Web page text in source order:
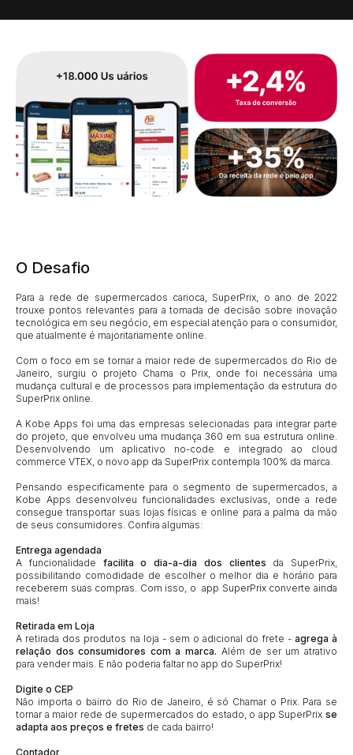
O Desafio
Para a rede de supermercados carioca, SuperPrix, o ano de 2022
trouxe pontos relevantes para a tomada de decisão sobre inovação
tecnológica em seu negócio, em especial atenção para o consumidor,
que atualmente é majoritariamente online.
Com o foco em se tornar a maior rede de supermercados do Rio de
Janeiro, surgiu o projeto Chama o Prix, onde foi necessária uma
mudança cultural e de processos para implementação da estrutura do
SuperPrix online.
A Kobe Apps foi uma das empresas selecionadas para integrar parte
do projeto, que envolveu uma mudança 360 em sua estrutura online.
Desenvolvendo um aplicativo no-code e integrado ao cloud
commerce VTEX, o novo app da SuperPrix contempla 100% da marca.
Pensando especificamente para o segmento de supermercados, a
Kobe Apps desenvolveu funcionalidades exclusivas, onde a rede
consegue transportar suas lojas físicas e online para a palma da mão
de seus consumidores. Confira algumas:
Entrega agendada
A funcionalidade facilita o dia-a-dia dos clientes da SuperPrix,
possibilitando comodidade de escolher o melhor dia e horário para
receberem suas compras. Com isso, o app SuperPrix converte ainda
mais!
Retirada em Loja
A retirada dos produtos na loja - sem o adicional do frete - agrega à
relação dos consumidores com a marca. Além de ser um atrativo
para vender mais. E não poderia faltar no app do SuperPrix!
Digite o CEP
Não importa o bairro do Rio de Janeiro, é só Chamar o Prix. Para se
tornar a maior rede de supermercados do estado, o app SuperPrix se
adapta aos preços e fretes de cada bairro!
Contador